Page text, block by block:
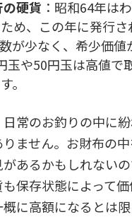
硬貨 ：昭和64年は
め、この年に発行
が少なく、希少価値
玉や50円玉は高値で
。
常のお釣りの中に
ません。お財布の
あるかもしれない
保存状態によって価
に高額になるとは限